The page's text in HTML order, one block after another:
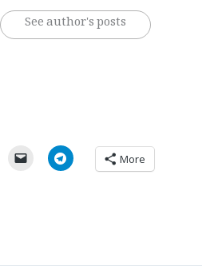
See author's posts
More